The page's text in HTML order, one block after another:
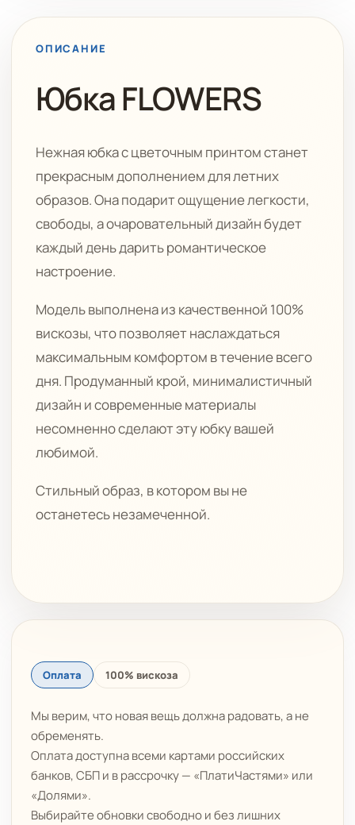
ОПИСАНИЕ
Юбка FLOWERS
Нежная юбка с цветочным принтом станет
прекрасным дополнением для летних
образов. Она подарит ощущение легкости,
свободы, а очаровательный дизайн будет
каждый день дарить романтическое
настроение.
Модель выполнена из качественной 100%
вискозы, что позволяет наслаждаться
максимальным комфортом в течение всего
дня. Продуманный крой, минималистичный
дизайн и современные материалы
несомненно сделают эту юбку вашей
любимой.
Стильный образ, в котором вы не
останетесь незамеченной.
Оплата 100% вискоза
Мы верим, что новая вещь должна радовать, а не
обременять.
Оплата доступна всеми картами российских
банков, СБП и в рассрочку — «ПлатиЧастями» или
«Долями».
Выбирайте обновки свободно и без лишних